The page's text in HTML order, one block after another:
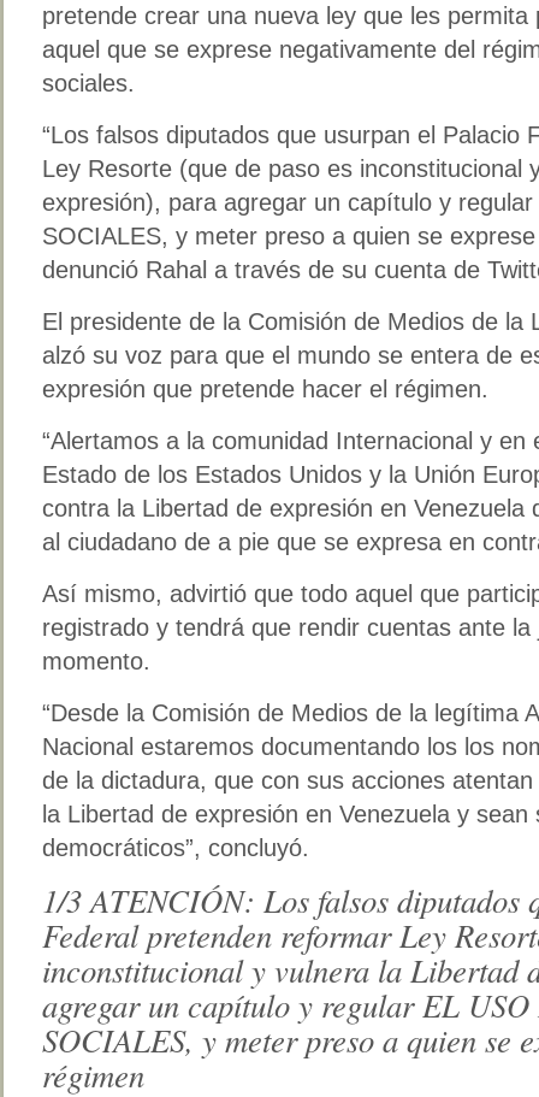
pretende crear una nueva ley que les
aquel que se exprese negativamente del
sociales.
“Los falsos diputados que usurpan el Palacio
Ley Resorte (que de paso es inconstitucional
expresión), para agregar un capítulo y
SOCIALES, y meter preso a quien se
denunció Rahal a través de su cuenta de
El presidente de la Comisión de Medios de la
alzó su voz para que el mundo se entera de
expresión que pretende hacer el régimen.
“Alertamos a la comunidad Internacional y
Estado de los Estados Unidos y la Unión
contra la Libertad de expresión en Venezuela
al ciudadano de a pie que se expresa en
Así mismo, advirtió que todo aquel que
registrado y tendrá que rendir cuentas ante
momento.
“Desde la Comisión de Medios de la legítima
Nacional estaremos documentando los los
de la dictadura, que con sus acciones
la Libertad de expresión en Venezuela y
democráticos”, concluyó.
1/3 ATENCIÓN: Los falsos diputados
Federal pretenden reformar Ley
inconstitucional y vulnera la Libertad
agregar un capítulo y regular EL
SOCIALES, y meter preso a quien se
régimen